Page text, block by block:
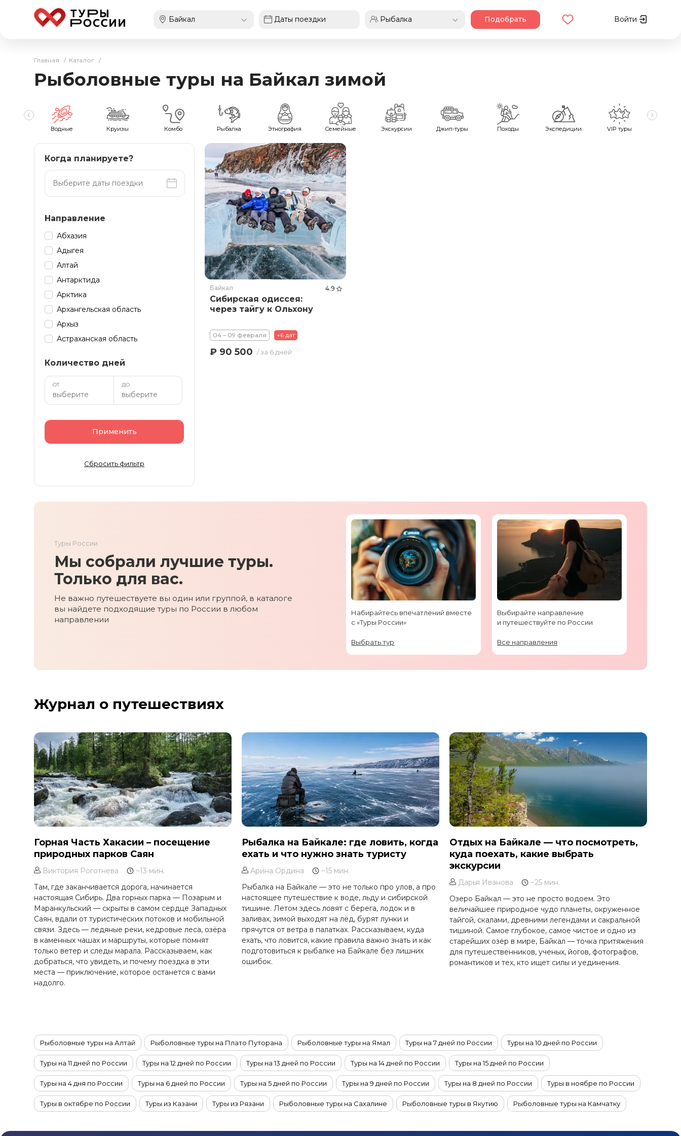
Подобрать Войти
Главная / Каталог /
Рыболовные туры на Байкал зимой
Водные Круизы Комбо Рыбалка Этнография Семейные Экскурсии Джип-туры Походы Экспедиции VIP туры
Когда планируете?
Направление
Абхазия
Адыгея
Алтай
Антарктида
Арктика
Архангельская область
Архыз
Астраханская область
Башкирия
Бурятия
Дагестан
Забайкалье
Зарубеж
Иркутская область
Кабардино-Балкария
Калмыкия
Камчатка
Карачаево-Черкесия
Колыма
Кольский полуостров
Москва и Московская область
Новгородская область
Оймякон
Осетия
Остров Итуруп
Остров Кунашир
Остров Шикотан
Плато Путорана
Приморье
Самарская область
Сахалин
Соловецкие острова
Ставропольский край
Татарстан
Териберка
Тыва
Урал
Хабаровский край
Шантарские Острова
Эльбрус
Якутия
Якутск
Ямал
Количество дней
ОТ ДО
Применить
Сбросить фильтр
Байкал 4.9
Сибирская одиссея:
через тайгу к Ольхону
04 – 09 февраля +6 дат
₽ 90 500 / за 6 дней
Туры России
Мы собрали лучшие туры.
Только для вас.
Не важно путешествуете вы один или группой, в каталоге
вы найдете подходящие туры по России в любом
направлении
Набирайтесь впечатлений вместе
с «Туры России»
Выбрать тур
Выбирайте направление
и путешествуйте по России
Все направления
Журнал о путешествиях
Горная Часть Хакасии – посещение
природных парков Саян
Виктория Роготнева
~13 мин.
Там, где заканчивается дорога, начинается
настоящая Сибирь. Два горных парка — Позарым и
Маранкульский — скрыты в самом сердце Западных
Саян, вдали от туристических потоков и мобильной
связи. Здесь — ледяные реки, кедровые леса, озёра
в каменных чашах и маршруты, которые помнят
только ветер и следы марала. Рассказываем, как
добраться, что увидеть, и почему поездка в эти
места — приключение, которое останется с вами
надолго.
Рыбалка на Байкале: где ловить, когда
ехать и что нужно знать туристу
Арина Ордина
~15 мин.
Рыбалка на Байкале — это не только про улов, а про
настоящее путешествие к воде, льду и сибирской
тишине. Летом здесь ловят с берега, лодок и в
заливах, зимой выходят на лёд, бурят лунки и
прячутся от ветра в палатках. Рассказываем, куда
ехать, что ловится, какие правила важно знать и как
подготовиться к рыбалке на Байкале без лишних
ошибок.
Отдых на Байкале — что посмотреть,
куда поехать, какие выбрать
экскурсии
Дарья Иванова
~25 мин.
Озеро Байкал — это не просто водоем. Это
величайшее природное чудо планеты, окруженное
тайгой, скалами, древними легендами и сакральной
тишиной. Самое глубокое, самое чистое и одно из
старейших озёр в мире, Байкал — точка притяжения
для путешественников, ученых, йогов, фотографов,
романтиков и тех, кто ищет силы и уединения.
Рыболовные туры на Алтай Рыболовные туры на Плато Путорана Рыболовные туры на Ямал Туры на 7 дней по России Туры на 10 дней по России
Туры на 11 дней по России Туры на 12 дней по России Туры на 13 дней по России Туры на 14 дней по России Туры на 15 дней по России
Туры на 4 дня по России Туры на 6 дней по России Туры на 5 дней по России Туры на 9 дней по России Туры на 8 дней по России Туры в ноябре по России
Туры в октябре по России Туры из Казани Туры из Рязани Рыболовные туры на Сахалине Рыболовные туры в Якутию Рыболовные туры на Камчатку